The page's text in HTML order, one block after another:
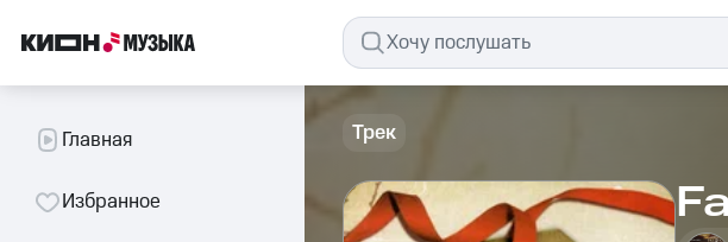
Главная
Избранное
Трек